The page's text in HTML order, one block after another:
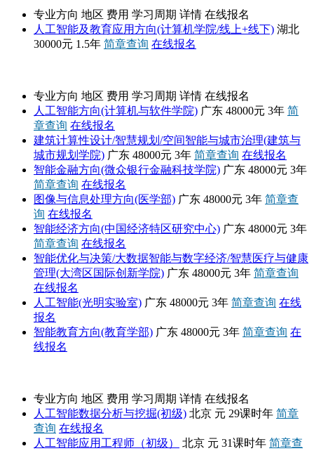
专业方向 地区 费用 学习周期 详情 在线报名
人工智能及教育应用方向(计算机学院/线上+线下) 湖北
30000元 1.5年 简章查询 在线报名
专业方向 地区 费用 学习周期 详情 在线报名
人工智能方向(计算机与软件学院) 广东 48000元 3年 简
章查询 在线报名
建筑计算性设计/智慧规划/空间智能与城市治理(建筑与
城市规划学院) 广东 48000元 3年 简章查询 在线报名
智能金融方向(微众银行金融科技学院) 广东 48000元 3年
简章查询 在线报名
图像与信息处理方向(医学部) 广东 48000元 3年 简章查
询 在线报名
智能经济方向(中国经济特区研究中心) 广东 48000元 3年
简章查询 在线报名
智能优化与决策/大数据智能与数字经济/智慧医疗与健康
管理(大湾区国际创新学院) 广东 48000元 3年 简章查询
在线报名
人工智能(光明实验室) 广东 48000元 3年 简章查询 在线
报名
智能教育方向(教育学部) 广东 48000元 3年 简章查询 在
线报名
专业方向 地区 费用 学习周期 详情 在线报名
人工智能数据分析与挖掘(初级) 北京 元 29课时年 简章
查询 在线报名
人工智能应用工程师（初级）
北京 元 31课时年 简章查